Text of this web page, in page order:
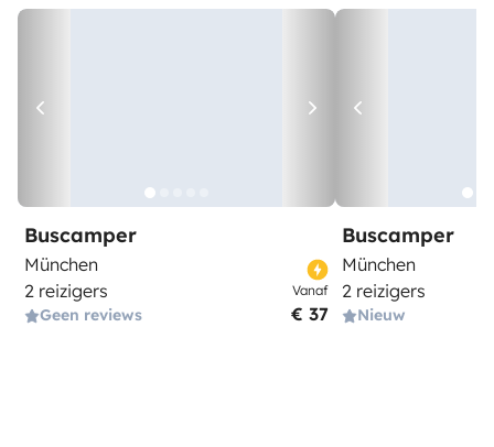
Buscamper
München
2 reizigers
Geen reviews
Vanaf
€ 37
Buscamper
München
2 reizigers
Nieuw